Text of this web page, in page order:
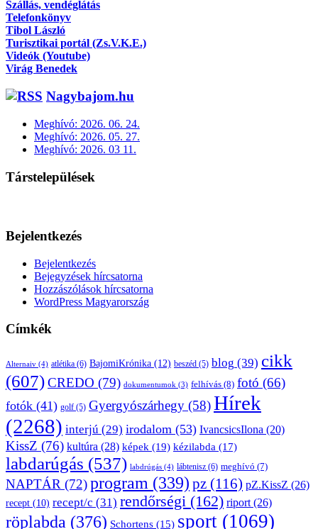
Szállás, vendéglátás
Telefonkönyv
Tibol László
Turisztikai portál (Zs.V.K.E.)
Videók (Youtube)
Virág Benedek
Nagybajom.hu
Meghívó: 2026. 06. 24.
Meghívó: 2026. 05. 27.
Meghívó: 2026. 03 11.
Társtelepülések
Bejelentkezés
Bejelentkezés
Bejegyzések hírcsatorna
Hozzászólások hírcsatorna
WordPress Magyarország
Címkék
Alternaiv (4) atlétika (6) BajomiKrónika (12) beszéd (5) blog (39) cikk
(607)CREDO (79) dokumentumok (3) felhívás (8) fotó (66)
fotók (41) golf (5) Gyergyószárhegy (58)Hírek
(2268) interjú (29) irodalom (53) IvancsicsIlona (20)
KissZ (76) kultúra (28) képek (19) kézilabda (17)
labdarúgás (537) labdrúgás (4) lábtenisz (6) meghívó (7)
NAPTÁR (72)program (339) pz (116) pZ.KissZ (26)
recept (10) recept/c (31) rendőrségi (162) riport(26)
röplabda (376) Schortens (15) sport (1069)